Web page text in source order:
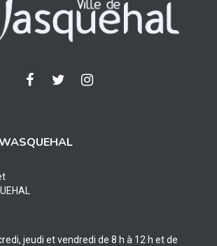
Lien
compte
Lien
compte
jeudi et vendredi de 8 h à 12 h et de